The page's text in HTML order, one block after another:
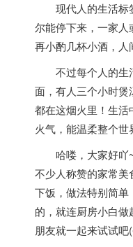
现代人的生活标
尔能停下来，一家人
再小酌几杯小酒，人
不过每个人的生
面，有人三个小时
都在这烟火里！生
火气，能温柔整个世
哈喽，大家好
不少人称赞的家常美
下饭，做法特别简
的，就连厨房小白
朋友就一起来试试吧